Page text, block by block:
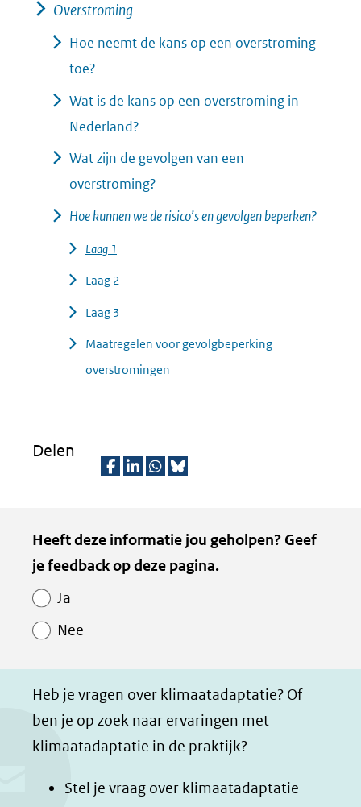
Overstroming
Hoe neemt de kans op een overstroming
toe?
Wat is de kans op een overstroming in
Nederland?
Wat zijn de gevolgen van een
overstroming?
Hoe kunnen we de risico’s en gevolgen beperken?
Laag 1
Laag 2
Laag 3
Maatregelen voor gevolgbeperking
overstromingen
Delen
l
e
a
b
o
l
e
i
d
l
e
h
t
a
z
e
n
d
l
Kopie
van
Paginawaardering
Heeft deze informatie jou geholpen? Geef
je feedback op deze pagina.
Ja
Nee
Heb je vragen over klimaatadaptatie? Of
ben je op zoek naar ervaringen met
klimaatadaptatie in de praktijk?
Stel je vraag over klimaatadaptatie